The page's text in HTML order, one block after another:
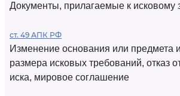
Документы, прилагаемые к исковому
ст. 49 АПК РФ
Изменение основания или предмета
размера исковых требований, отказ
иска, мировое соглашение